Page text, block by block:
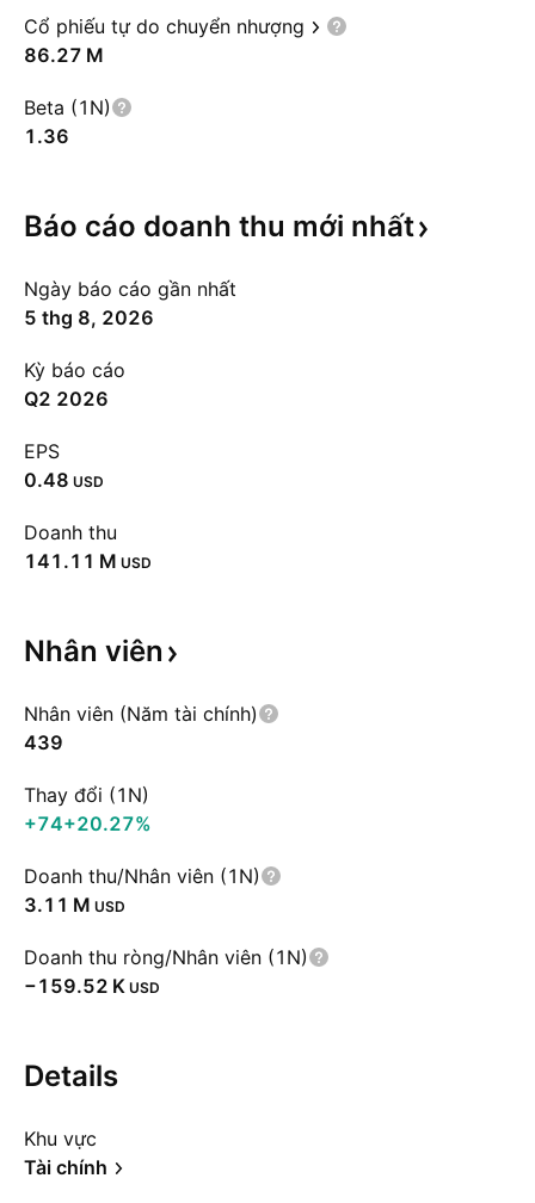
Cổ phiếu tự do chuyển nhượng
‪86.27 M‬
Beta (1N)
1.36
Báo cáo doanh thu mới nhất
Ngày báo cáo gần nhất
5 thg 8, 2026
Kỳ báo cáo
Q2 2026
EPS
0.48 USD
Doanh thu
‪141.11 M‬ USD
Nhân viên
Nhân viên (Năm tài chính)
439
Thay đổi (1N)
+74+20.27%
Doanh thu/Nhân viên (1N)
‪3.11 M‬ USD
Doanh thu ròng/Nhân viên (1N)
‪−159.52 K‬ USD
Details
Khu vực
Tài chính